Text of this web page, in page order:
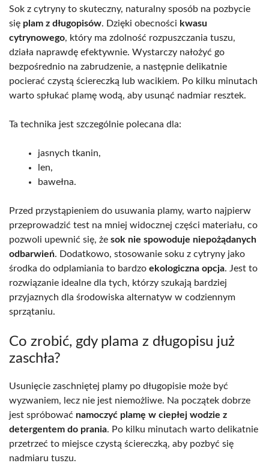
Sok z cytryny to skuteczny, naturalny sposób na pozbycie
się plam z długopisów. Dzięki obecności kwasu
cytrynowego, który ma zdolność rozpuszczania tuszu,
działa naprawdę efektywnie. Wystarczy nałożyć go
bezpośrednio na zabrudzenie, a następnie delikatnie
pocierać czystą ściereczką lub wacikiem. Po kilku minutach
warto spłukać plamę wodą, aby usunąć nadmiar resztek.
Ta technika jest szczególnie polecana dla:
jasnych tkanin,
len,
bawełna.
Przed przystąpieniem do usuwania plamy, warto najpierw
przeprowadzić test na mniej widocznej części materiału, co
pozwoli upewnić się, że sok nie spowoduje niepożądanych
odbarwień. Dodatkowo, stosowanie soku z cytryny jako
środka do odplamiania to bardzo ekologiczna opcja. Jest to
rozwiązanie idealne dla tych, którzy szukają bardziej
przyjaznych dla środowiska alternatyw w codziennym
sprzątaniu.
Co zrobić, gdy plama z długopisu już
zaschła?
Usunięcie zaschniętej plamy po długopisie może być
wyzwaniem, lecz nie jest niemożliwe. Na początek dobrze
jest spróbować namoczyć plamę w ciepłej wodzie z
detergentem do prania. Po kilku minutach warto delikatnie
przetrzeć to miejsce czystą ściereczką, aby pozbyć się
nadmiaru tuszu.